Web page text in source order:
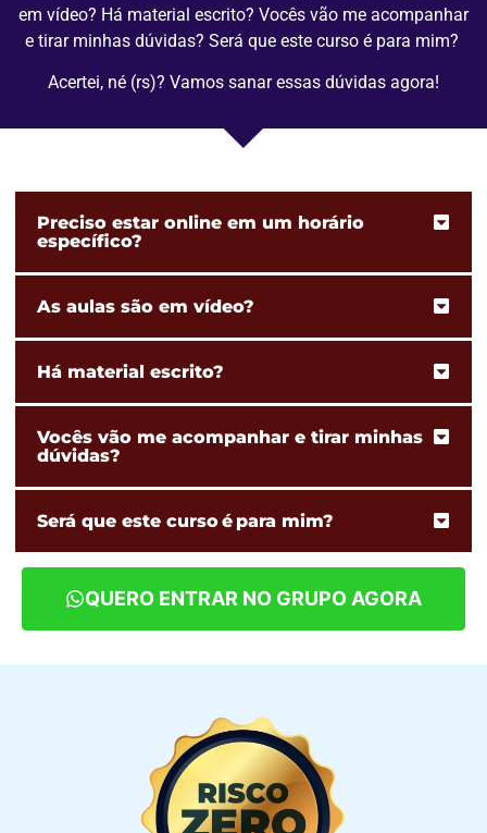
em vídeo? Há material escrito? Vocês vão me acompanhar
e tirar minhas dúvidas? Será que este curso épara mim?
Acertei, né (rs)? Vamos sanar essas dúvidas agora!
Preciso estar online em um horário
específico?
As aulas são em vídeo?
Há material escrito?
Vocês vão me acompanhar e tirar minhas
dúvidas?
Será que este curso é para mim?
QUERO ENTRAR NO GRUPO AGORA